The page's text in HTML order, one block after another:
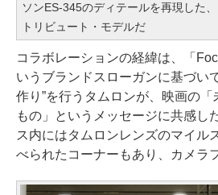
ソンES-345のディテールを再現した
トリビュート・モデルだ
コラボレーションの経緯は、「
いうブランドスローガンに基づい
作り”を行うタムロンが、映画の「
もの」というメッセージに共感し
ス内にはタムロンレンズのマイル
べられたコーナーもあり、カメラ